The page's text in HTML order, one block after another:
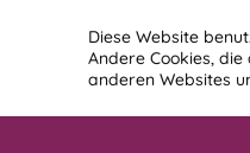
Diese Website
Andere Cookies,
anderen Websites